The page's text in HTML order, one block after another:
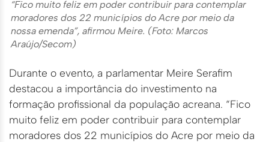
“Fico muito feliz em poder contribuir para contemplar
moradores dos 22 municípios do Acre por meio da
nossa emenda”, afirmou Meire. (Foto: Marcos
Araújo/Secom)
Durante o evento, a parlamentar Meire Serafim
destacou a importância do investimento na
formação profissional da população acreana. “Fico
muito feliz em poder contribuir para contemplar
moradores dos 22 municípios do Acre por meio da